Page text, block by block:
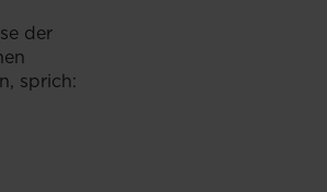
der
sprich: